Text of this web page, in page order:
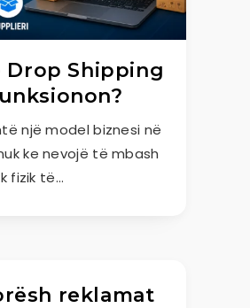
Drop Shipping
një model biznesi në
ke nevojë të mbash
fizik të…
reklamat